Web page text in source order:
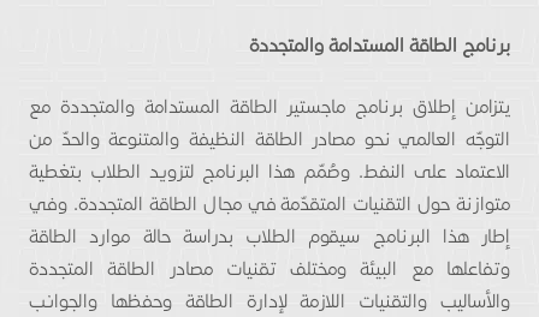
برنامج الطاقة المستدامة والمتجددة
يتزامن إطلاق برنامج ماجستير الطاقة المستدامة والمتجددة مع
التوجّه العالمي نحو مصادر الطاقة النظيفة والمتنوعة والحدّ من
الاعتماد على النفط. وصُمّم هذا البرنامج لتزويد الطلاب بتغطية
متوازنة حول التقنيات المتقدّمة في مجال الطاقة المتجددة. وفي
إطار هذا البرنامج سيقوم الطلاب بدراسة حالة موارد الطاقة
وتفاعلها مع البيئة ومختلف تقنيات مصادر الطاقة المتجددة
والأساليب والتقنيات اللازمة لإدارة الطاقة وحفظها والجوانب